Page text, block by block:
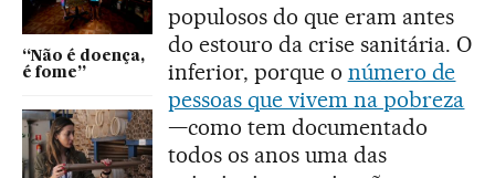
“Não é doença,
é fome”
populosos do que eram antes
do estouro da crise sanitária. O
inferior, porque o número de
pessoas que vivem na pobreza
—como tem documentado
todos os anos uma das